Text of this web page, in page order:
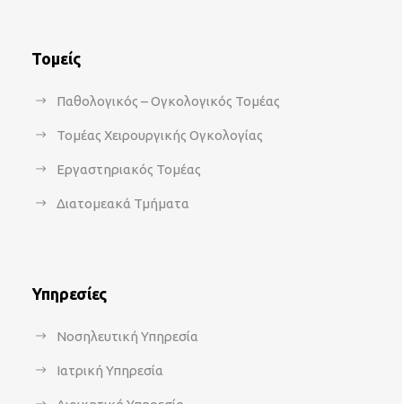
Τομείς
Παθολογικός – Ογκολογικός Τομέας
Τομέας Χειρουργικής Ογκολογίας
Εργαστηριακός Τομέας
Διατομεακά Τμήματα
Υπηρεσίες
Νοσηλευτική Υπηρεσία
Ιατρική Υπηρεσία